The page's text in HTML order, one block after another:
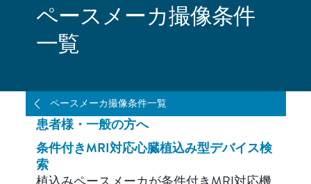
ペースメーカ撮像条件
一覧
撮像条件一覧
条件付きMRI対応ペースメーカ
条件付きMRI対応CRT-P
条件付きMRI対応ICD
条件付きMRI対応CRT-D
ペースメーカリード
除細動リード
左室リード
MRIがぺーシングシステムに及ぼす潜
在的リスク
施設基準
植込みから検査までのフロー
トレーニング受講から施設登録までの
流れ
Q＆A
関連リンク
ペースメーカ撮像条件一覧
患者様・一般の方へ
条件付きMRI対応心臓植込み型デバイス検
索